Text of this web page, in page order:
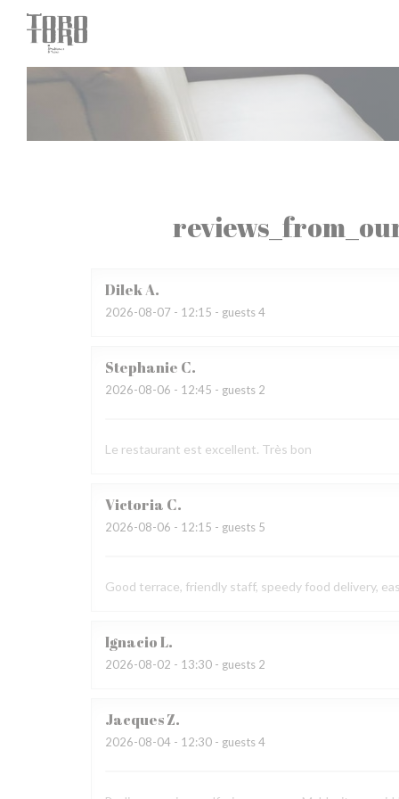
Painel de Gerenciamento de Cookies
DilekA
2026-08-07 - 12:15 - guests 4
Stephanie C
2026-08-06 - 12:45 - guests 2
Le restaurant est excellent. Très bon
Victoria C
2026-08-06 - 12:15 - guests 5
Good terrace, friendly staff, speedy food delivery,
IgnacioL
2026-08-02 - 13:30 - guests 2
JacquesZ
2026-08-04 - 12:30 - guests 4